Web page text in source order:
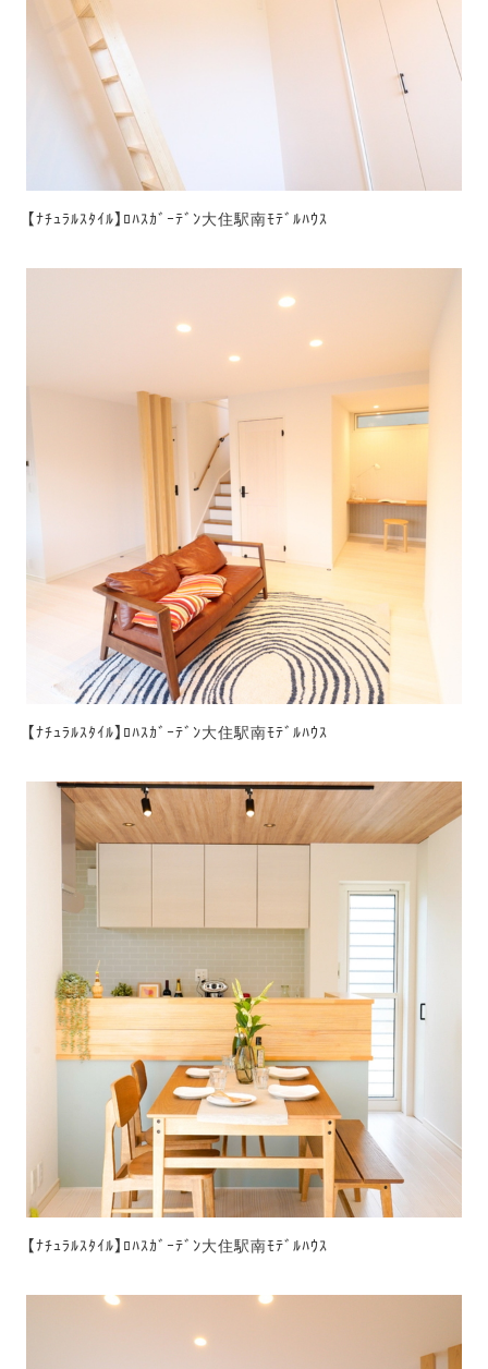
【ﾅﾁｭﾗﾙｽﾀｲﾙ】ﾛﾊｽｶﾞｰﾃﾞﾝ大住駅南ﾓﾃﾞﾙﾊｳｽ
【ﾅﾁｭﾗﾙｽﾀｲﾙ】ﾛﾊｽｶﾞｰﾃﾞﾝ大住駅南ﾓﾃﾞﾙﾊｳｽ
【ﾅﾁｭﾗﾙｽﾀｲﾙ】ﾛﾊｽｶﾞｰﾃﾞﾝ大住駅南ﾓﾃﾞﾙﾊｳｽ